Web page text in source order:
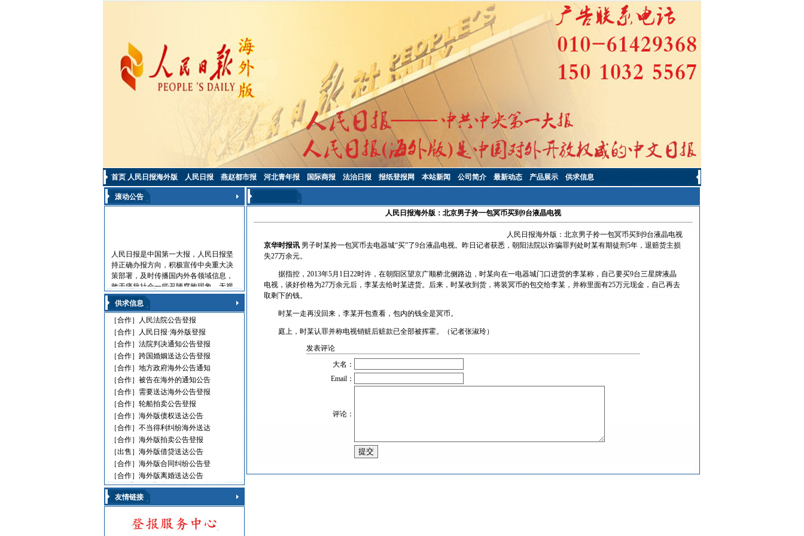
首页 人民日报海外版 人民日报 燕赵都市报 河北青年报 国际商报 法治日报 报纸登报网 本站新闻 公司简介 最新动态 产品展示 供求信息
滚动公告
人民日报是中国第一大报，人民日报坚
持正确办报方向，积极宣传中央重大决
策部署，及时传播国内外各领域信息，
敢于痛批社会一些丑陋腐败现象，无视
法律的黑社会流氓，利用职权玩忽职守
的高级官员，受到读报人欢迎。人民日
报海外版，这是中国对外发行的最具权
威性的综合性中文日报，主要面向海外
华人、华侨、港澳台同胞和在各国，发
行80多个国家和地区。
人民日报刊登010-61429368
遗失声明 环保公告
减资公告 挂失声明
股份转让 政府通文
判决公告 律师声明
通告广告 企业注销
维权公告 解除声明
迁址公告 法院公告
开庭传票 海事文书
供求信息
［合作］
人民法院公告登报
［合作］
人民日报·海外版登报
［合作］ 法院判决通知公告登报
［合作］ 跨国婚姻送达公告登报
［合作］ 地方政府海外公告通知
［合作］ 被告在海外的通知公告
［合作］
需要送达海外公告登报
［合作］ 轮船拍卖公告登报
［合作］ 海外版债权送达公告
［合作］ 不当得利纠纷海外送达
［合作］ 海外版拍卖公告登报
［出售］ 海外版借贷送达公告
［合作］ 海外版合同纠纷公告登
［合作］ 海外版离婚送达公告
友情链接
人民日报海外版：北京男子拎一包冥币买到9台液晶电视
人民日报海外版：北京男子拎一包冥币买到9台液晶电视
京华时报讯 男子时某拎一包冥币去电器城“买”了9台液晶电视。昨日记者获悉，朝阳法院以诈骗罪判处时某有期徒刑5年，退赔货主损
失27万余元。
据指控，2013年5月1日22时许，在朝阳区望京广顺桥北侧路边，时某向在一电器城门口进货的李某称，自己要买9台三星牌液晶
电视，谈好价格为27万余元后，李某去给时某进货。后来，时某收到货，将装冥币的包交给李某，并称里面有25万元现金，自己再去
取剩下的钱。
时某一走再没回来，李某开包查看，包内的钱全是冥币。
庭上，时某认罪并称电视销赃后赃款已全部被挥霍。（记者张淑玲）
发表评论
大名：
Email：
评论：